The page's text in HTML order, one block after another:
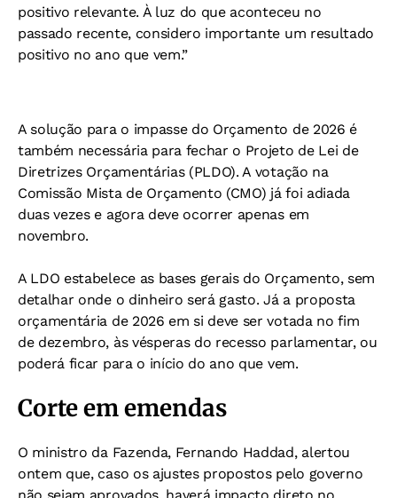
positivo relevante. À luz do que aconteceu no
passado recente, considero importante um resultado
positivo no ano que vem.”
A solução para o impasse do Orçamento de 2026 é
também necessária para fechar o Projeto de Lei de
Diretrizes Orçamentárias (PLDO). A votação na
Comissão Mista de Orçamento (CMO) já foi adiada
duas vezes e agora deve ocorrer apenas em
novembro.
A LDO estabelece as bases gerais do Orçamento, sem
detalhar onde o dinheiro será gasto. Já a proposta
orçamentária de 2026 em si deve ser votada no fim
de dezembro, às vésperas do recesso parlamentar, ou
poderá ficar para o início do ano que vem.
Corte em emendas
O ministro da Fazenda, Fernando Haddad, alertou
ontem que, caso os ajustes propostos pelo governo